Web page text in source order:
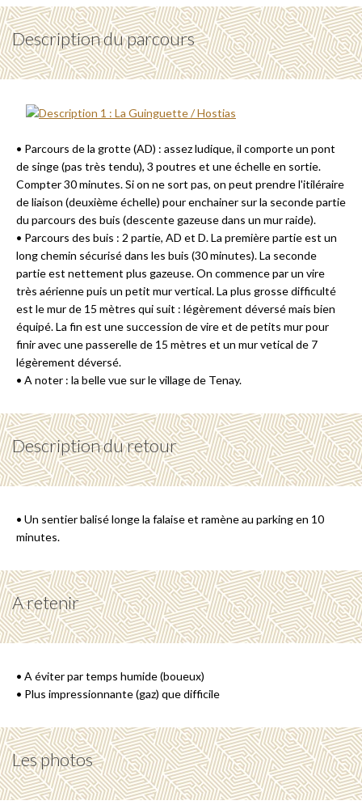
Description du parcours
• Parcours de la grotte (AD) : assez ludique, il comporte un pont
de singe (pas très tendu), 3 poutres et une échelle en sortie.
Compter 30 minutes. Si on ne sort pas, on peut prendre l'itiléraire
de liaison (deuxième échelle) pour enchainer sur la seconde partie
du parcours des buis (descente gazeuse dans un mur raide).
• Parcours des buis : 2 partie, AD et D. La première partie est un
long chemin sécurisé dans les buis (30 minutes). La seconde
partie est nettement plus gazeuse. On commence par un vire
très aérienne puis un petit mur vertical. La plus grosse difficulté
est le mur de 15 mètres qui suit : légèrement déversé mais bien
équipé. La fin est une succession de vire et de petits mur pour
finir avec une passerelle de 15 mètres et un mur vetical de 7
légèrement déversé.
• A noter : la belle vue sur le village de Tenay.
Description du retour
• Un sentier balisé longe la falaise et ramène au parking en 10
minutes.
A retenir
• A éviter par temps humide (boueux)
• Plus impressionnante (gaz) que difficile
Les photos